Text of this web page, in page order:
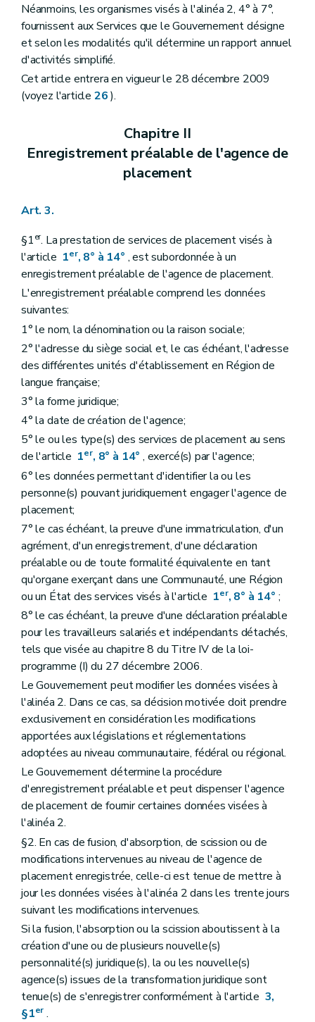
Néanmoins, les organismes visés à l'alinéa 2, 4° à 7°,
fournissent aux Services que le Gouvernement désigne
et selon les modalités qu'il détermine un rapport annuel
d'activités simplifié.
Cet article entrera en vigueur le 28 décembre 2009
(voyez l'article 26).
Chapitre II
Enregistrement préalable de l'agence de
placement
Art. 3.
§1er. La prestation de services de placement visés à
l'article 1er, 8° à 14° , est subordonnée à un
enregistrement préalable de l'agence de placement.
L'enregistrement préalable comprend les données
suivantes:
1° le nom, la dénomination ou la raison sociale;
2° l'adresse du siège social et, le cas échéant, l'adresse
des différentes unités d'établissement en Région de
langue française;
3° la forme juridique;
4° la date de création de l'agence;
5° le ou les type(s) des services de placement au sens
de l'article 1er, 8° à 14° , exercé(s) par l'agence;
6° les données permettant d'identifier la ou les
personne(s) pouvant juridiquement engager l'agence de
placement;
7° le cas échéant, la preuve d'une immatriculation, d'un
agrément, d'un enregistrement, d'une déclaration
préalable ou de toute formalité équivalente en tant
qu'organe exerçant dans une Communauté, une Région
ou un État des services visés à l'article 1er, 8° à 14° ;
8° le cas échéant, la preuve d'une déclaration préalable
pour les travailleurs salariés et indépendants détachés,
tels que visée au chapitre 8 du Titre IV de la loi-
programme (I) du 27 décembre 2006.
Le Gouvernement peut modifier les données visées à
l'alinéa 2. Dans ce cas, sa décision motivée doit prendre
exclusivement en considération les modifications
apportées aux législations et réglementations
adoptées au niveau communautaire, fédéral ou régional.
Le Gouvernement détermine la procédure
d'enregistrement préalable et peut dispenser l'agence
de placement de fournir certaines données visées à
l'alinéa 2.
§2. En cas de fusion, d'absorption, de scission ou de
modifications intervenues au niveau de l'agence de
placement enregistrée, celle-ci est tenue de mettre à
jour les données visées à l'alinéa 2 dans les trente jours
suivant les modifications intervenues.
Si la fusion, l'absorption ou la scission aboutissent à la
création d'une ou de plusieurs nouvelle(s)
personnalité(s) juridique(s), la ou les nouvelle(s)
agence(s) issues de la transformation juridique sont
tenue(s) de s'enregistrer conformément à l'article 3,
§1er .